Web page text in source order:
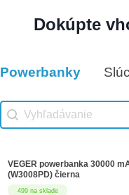
5 na sklade
Dokúpte
Vhodné
Powerbanky
Vhodné
Search content
499 na sklade
VEGER powerbanka 30000
(W3008PD) čierna